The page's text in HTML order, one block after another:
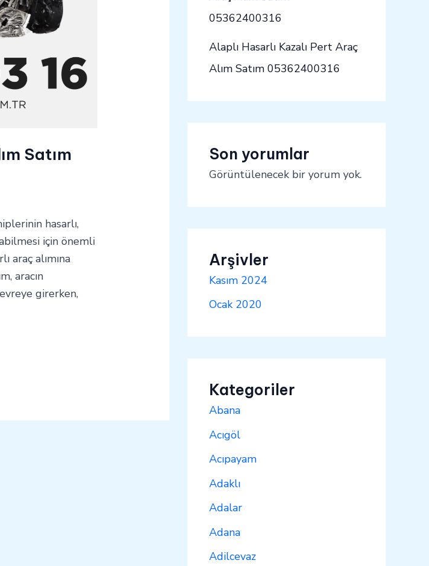
Satım
hasarlı,
için önemli
araç alımına
aracın
girerken,
05362400316
Alaplı Hasarlı Kazalı Pert Araç
Alım Satım 05362400316
Son yorumlar
Görüntülenecek bir yorum yok.
Arşivler
Kasım 2024
Ocak 2020
Kategoriler
Abana
Acıgöl
Acıpayam
Adaklı
Adalar
Adana
Adilcevaz